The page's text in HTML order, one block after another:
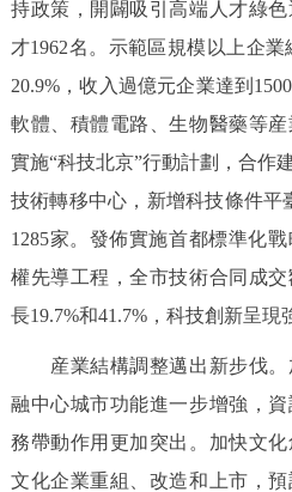
持政策，開闢吸引高端人才綠
才1962名。示範區規模以上企
20.9%，收入過億元企業達到
軟體、積體電路、生物醫藥等
實施“科技北京”行動計劃，合作
技術轉移中心，新增科技條件平
1285家。發佈實施首都標準化
權先導工程，全市技術合同成
長19.7%和41.7%，科技創新呈現
産業結構調整邁出新步伐。
融中心城市功能進一步增強，
務帶動作用更加突出。加快文
文化企業重組、改造和上市，